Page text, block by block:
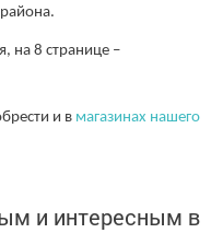
на 8 странице –
и в магазинах нашего
и интересным в